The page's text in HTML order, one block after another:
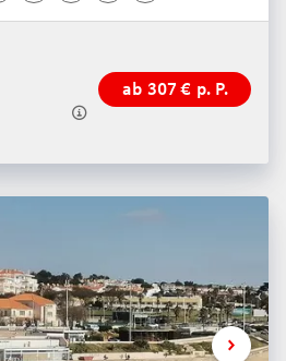
ab 307 € p. P.